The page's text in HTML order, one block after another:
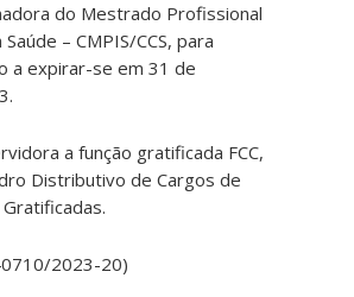
do Mestrado Profissional
– CMPIS/CCS, para
a expirar-se em 31 de
a função gratificada FCC,
Distributivo de Cargos de
2023-20)